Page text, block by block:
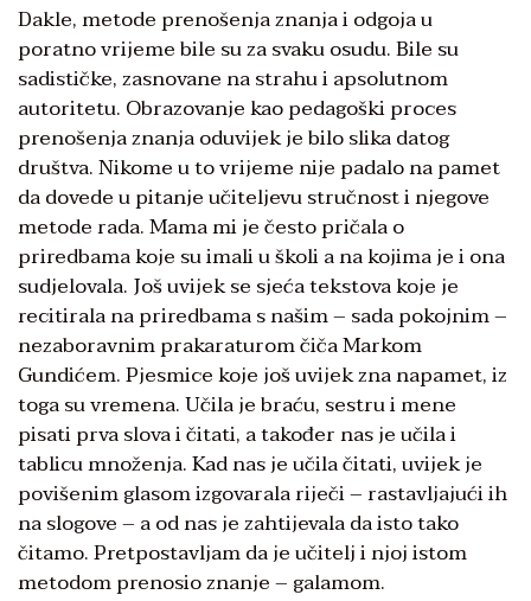
Dakle, metode prenošenja znanja i odgoja u
poratno vrijeme bile su za svaku osudu. Bile su
sadističke, zasnovane na strahu i apsolutnom
autoritetu. Obrazovanje kao pedagoški proces
prenošenja znanja oduvijek je bilo slika datog
društva. Nikome u to vrijeme nije padalo na pamet
da dovede u pitanje učiteljevu stručnost i njegove
metode rada. Mama mi je često pričala o
priredbama koje su imali u školi a na kojima je i ona
sudjelovala. Još uvijek se sjeća tekstova koje je
recitirala na priredbama s našim – sada pokojnim –
nezaboravnim prakaraturom čiča Markom
Gundićem. Pjesmice koje još uvijek zna napamet, iz
toga su vremena. Učila je braću, sestru i mene
pisati prva slova i čitati, a također nas je učila i
tablicu množenja. Kad nas je učila čitati, uvijek je
povišenim glasom izgovarala riječi – rastavljajući ih
na slogove – a od nas je zahtijevala da isto tako
čitamo. Pretpostavljam da je učitelj i njoj istom
metodom prenosio znanje – galamom.